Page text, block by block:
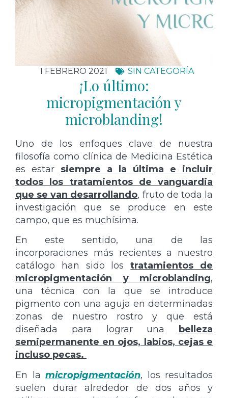
1 FEBRERO 2021 SIN CATEGORÍA
¡Lo último:
micropigmentación y
microblanding!
Uno de los enfoques clave de nuestra
filosofía como clínica de Medicina Estética
es estar siempre a la última e incluir
todos los tratamientos de vanguardia
que se van desarrollando, fruto de toda la
investigación que se produce en este
campo, que es muchísima.
En este sentido, una de las
incorporaciones más recientes a nuestro
catálogo han sido lostratamientos de
micropigmentación y microblanding,
una técnica con la que se introduce
pigmento con una aguja en determinadas
zonas de nuestro rostro y que está
diseñada para lograr una
belleza
semipermanente en ojos, labios, cejas e
incluso pecas.
En la micropigmentación, los resultados
suelen durar alrededor de dos años y